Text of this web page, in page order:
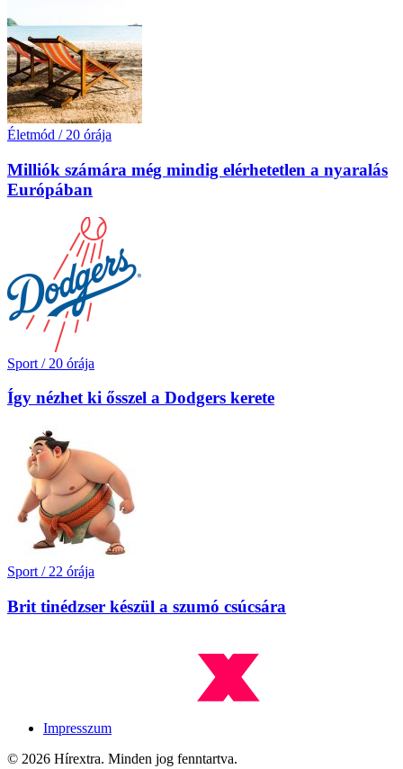
Életmód / 20 órája
Milliók számára még mindig elérhetetlen a nyaralás
Európában
Sport / 20 órája
Így nézhet ki ősszel a Dodgers kerete
Sport / 22 órája
Brit tinédzser készül a szumó csúcsára
Impresszum
© 2026 Hírextra. Minden jog fenntartva.